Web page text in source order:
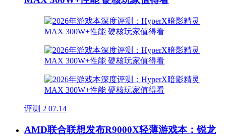
评测 2 07.14
AMD联合联想发布R9000X轻薄游戏本：锐龙